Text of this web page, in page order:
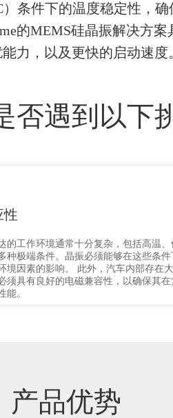
条件下的温度稳定性，
的MEMS硅晶振解决方
力，以及更快的启动速度
否遇到以下
性
的工作环境通常十分复杂，包括高温、
种极端条件。晶振必须能够在这些条
境因素的影响。 此外，汽车内部存在
须具有良好的电磁兼容性，以确保其在
能。
产品优势